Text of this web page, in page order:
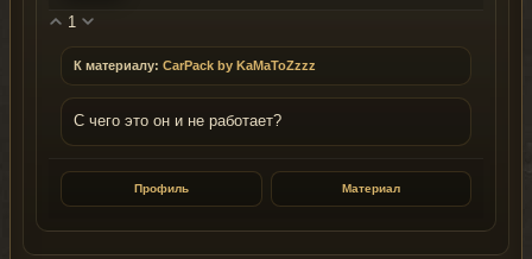
1
К материалу: CarPack by KaMaToZzzz
С чего это он и не работает?
Профиль Материал